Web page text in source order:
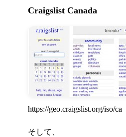
Craigslist Canada
https://geo.craigslist.org/iso/ca
そして、